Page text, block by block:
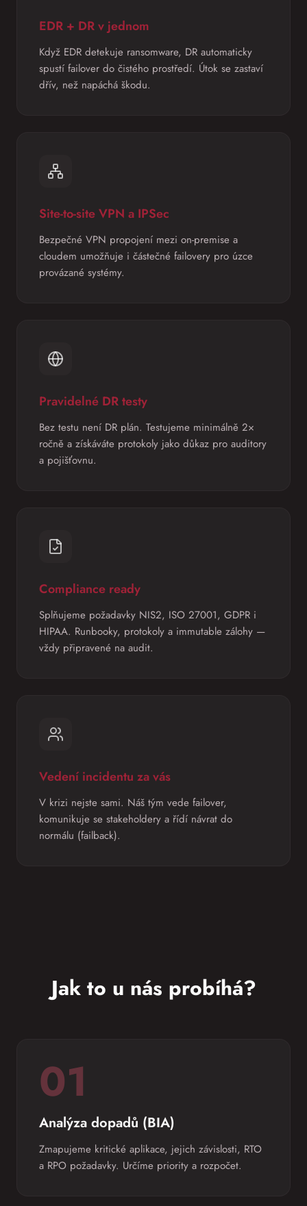
EDR + DR v jednom
Když EDR detekuje ransomware, DR automaticky
spustí failover do čistého prostředí. Útok se zastaví
dřív, než napáchá škodu.
Site-to-site VPN a IPSec
Bezpečné VPN propojení mezi on-premise a
cloudem umožňuje i částečné failovery pro úzce
provázané systémy.
Pravidelné DR testy
Bez testu není DR plán. Testujeme minimálně 2×
ročně a získáváte protokoly jako důkaz pro auditory
a pojišťovnu.
Compliance ready
Splňujeme požadavky NIS2, ISO 27001, GDPR i
HIPAA. Runbooky, protokoly a immutable zálohy —
vždy připravené na audit.
Vedení incidentu za vás
V krizi nejste sami. Náš tým vede failover,
komunikuje se stakeholdery a řídí návrat do
normálu (failback).
Jak to u nás probíhá?
01
Analýza dopadů (BIA)
Zmapujeme kritické aplikace, jejich závislosti, RTO
a RPO požadavky. Určíme priority a rozpočet.